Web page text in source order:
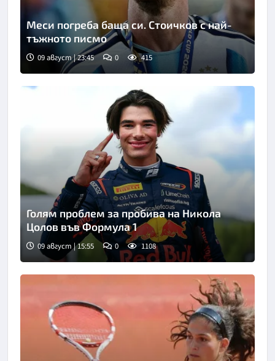
Меси погреба баща си. Стоичков с най-
тъжното писмо
09 август | 23:45 0 415
Голям проблем за пробива на Никола
Цолов във Формула 1
09 август | 15:55 0 1108